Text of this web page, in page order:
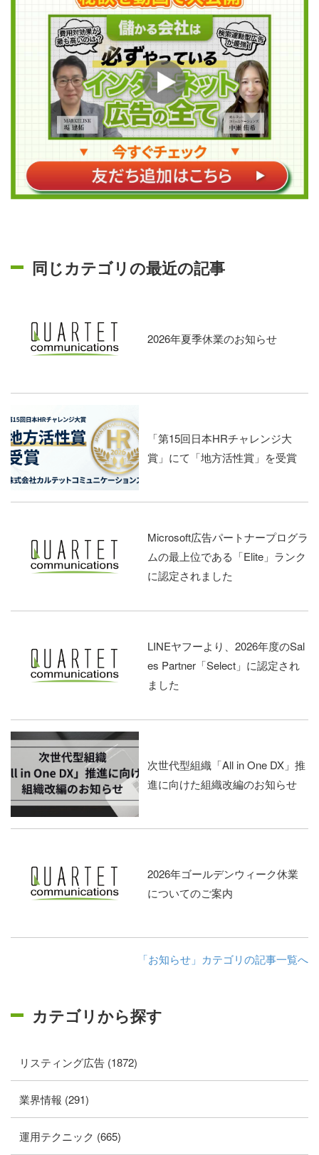
同じカテゴリの最近の記事
2026年夏季休業のお知らせ
「第15回日本HRチャレンジ大
賞」にて「地方活性賞」を受賞
Microsoft広告パートナープログラ
ムの最上位である「Elite」ランク
に認定されました
LINEヤフーより、2026年度のSal
es Partner「Select」に認定され
ました
次世代型組織「All in One DX」推
進に向けた組織改編のお知らせ
2026年ゴールデンウィーク休業
についてのご案内
「お知らせ」カテゴリの記事一覧へ
カテゴリから探す
リスティング広告 (1872)
業界情報 (291)
運用テクニック (665)